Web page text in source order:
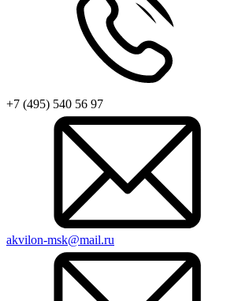
+7 (495) 540 56 97
akvilon-msk@mail.ru